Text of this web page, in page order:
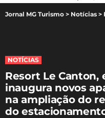
Jornal MG Turismo > Notícias >
NOTÍCIAS
Resort Le Canton,
inaugura novos
na ampliação do
do